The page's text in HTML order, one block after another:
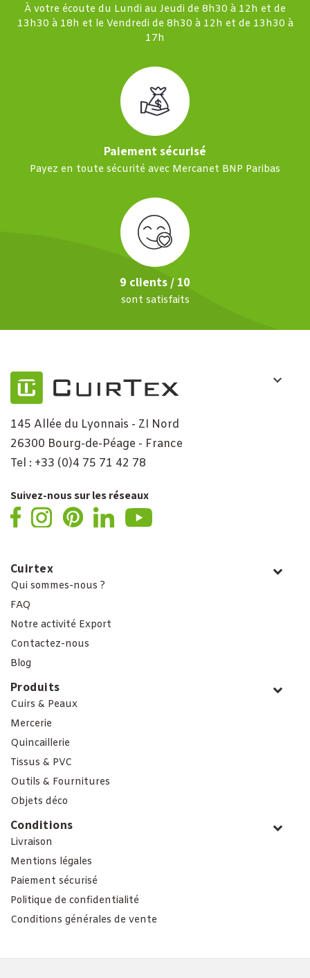
À votre écoute du Lundi au Jeudi de 8h30 à 12h et de
13h30 à 18h et le Vendredi de 8h30 à 12h et de 13h30 à
17h
Paiement sécurisé
Payez en toute sécurité avec Mercanet BNP Paribas
9 clients / 10
sont satisfaits
145 Allée du Lyonnais - ZI Nord
26300 Bourg-de-Péage - France
Tel : +33 (0)4 75 71 42 78
Suivez-nous sur les réseaux
Cuirtex
Qui sommes-nous ?
FAQ
Notre activité Export
Contactez-nous
Blog
Produits
Cuirs & Peaux
Mercerie
Quincaillerie
Tissus & PVC
Outils & Fournitures
Objets déco
Conditions
Livraison
Mentions légales
Paiement sécurisé
Politique de confidentialité
Conditions générales de vente